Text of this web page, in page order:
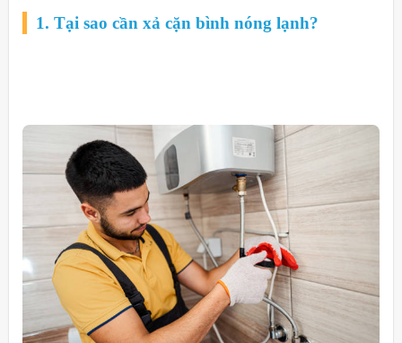
1. Tại sao cần xả cặn bình nóng lạnh?